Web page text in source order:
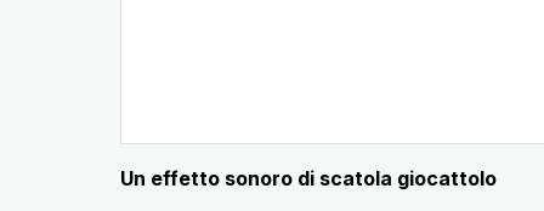
Un effetto sonoro di scatola giocattolo